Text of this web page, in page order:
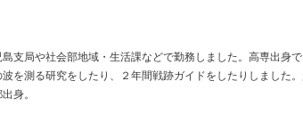
支局や社会部地域・生活課などで勤務しました。高専出身で
を測る研究をしたり、２年間戦跡ガイドをしたりしました
身。